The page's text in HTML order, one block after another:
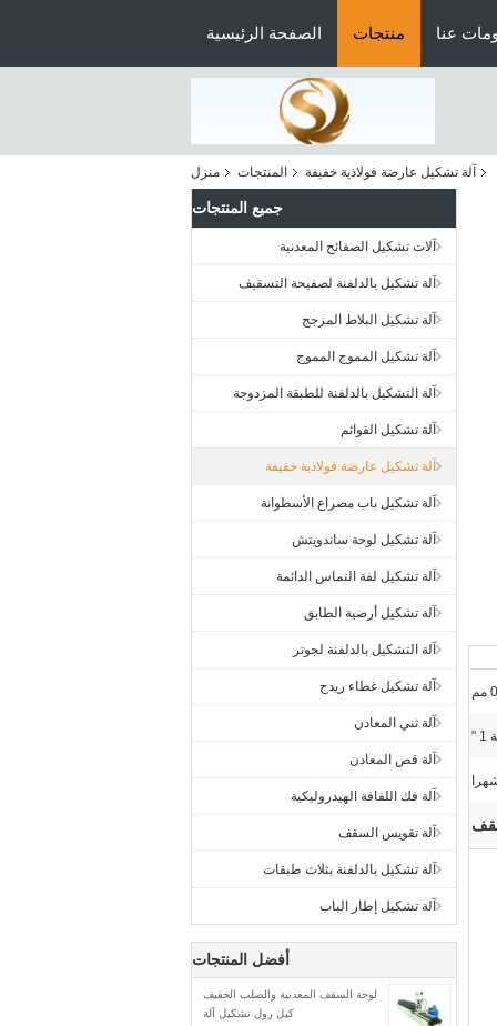
الصفحة الرئيسية منتجات عنا
منزل المنتجات آلة تشكيل عارضة فولاذية خفيفة
جميع المنتجات
آلات تشكيل الصفائح المعدنية
آلة تشكيل بالدلفنة لصفيحة التسقيف
آلة تشكيل البلاط المزجج
آلة تشكيل المموج المموج
آلة التشكيل بالدلفنة للطبقة المزدوجة
آلة تشكيل القوائم
آلة تشكيل عارضة فولاذية خفيفة
آلة تشكيل باب مصراع الأسطوانة
آلة تشكيل لوحة ساندويتش
آلة تشكيل لفة التماس الدائمة
آلة تشكيل أرضية الطابق
آلة التشكيل بالدلفنة لجوتر
آلة تشكيل غطاء ريدج
آلة ثني المعادن
آلة قص المعادن
آلة فك اللفافة الهيدروليكية
آلة تقويس السقف
آلة تشكيل بالدلفنة بثلاث طبقات
آلة تشكيل إطار الباب
أفضل المنتجات
لوحة السقف المعدنية والصلب الخفيف
كيل رول تشكيل آلة
"